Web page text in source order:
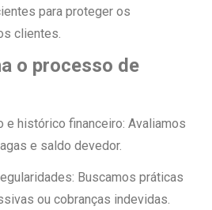
para proteger os
clientes.
o processo de
e histórico financeiro: Avaliamos
e saldo devedor.
Buscamos práticas
ou cobranças indevidas.